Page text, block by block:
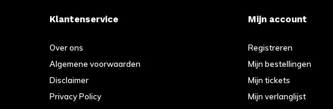
Klantenservice
Over ons
Algemene voorwaarden
Disclaimer
Privacy Policy
Mijn account
Registreren
Mijn bestellingen
Mijn tickets
Mijn verlanglijst